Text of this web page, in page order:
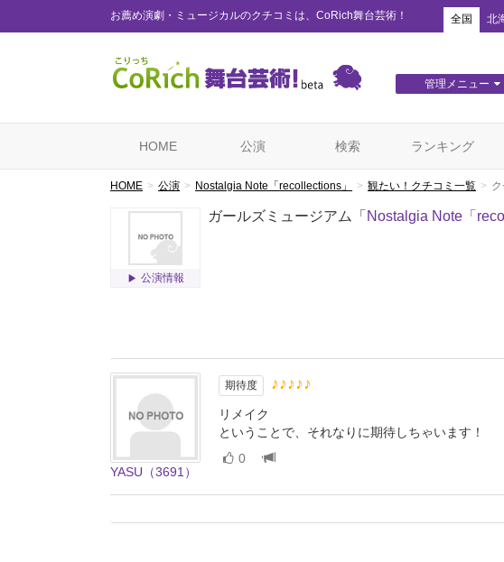
お薦め演劇・ミュージカルのクチコミは、CoRich舞台芸術！ 全国 北
管理メニュー
HOME 公演 検索 ランキング
HOME 公演 Nostalgia Note「recollections」 観たい！クチコミ一覧
公演情報
ガールズミュージアム「 Nostalgia Note「
YASU（3691）
期待度 ♪♪♪♪♪
リメイク
ということで、それなりに期待しちゃいます！
0